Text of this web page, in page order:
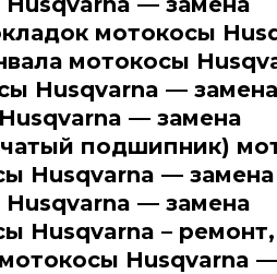
мотокосы
мотокосы
Husqvarna — замена
— замена
подшипник)
Husqvarna — замена
— замена
Husqvarna –
Husqvarna